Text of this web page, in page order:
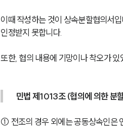
이때 작성하는 것이 상속분할협의서
인정받지 못합니다.
또한, 협의 내용에 기망이나 착오가
민법 제1013조 (협의에 의한 분
① 전조의 경우 외에는 공동상속인은